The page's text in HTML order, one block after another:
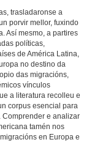
trasladaronse a
porvir mellor, fuxindo
Así mesmo, a partires
políticas,
de América Latina,
no destino da
das migracións,
vínculos
a literatura recolleu e
corpus esencial para
Comprender e analizar
tamén nos
en Europa e